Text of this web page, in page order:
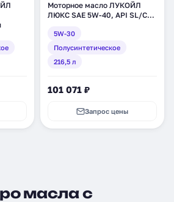
Моторное масло ЛУКОЙЛ
ЛЮКС SAE 5W-40, API SL/CF,
(3048591)
5W-30
Полусинтетическое
216,5 л
101 071 ₽
Запрос цены
масла с